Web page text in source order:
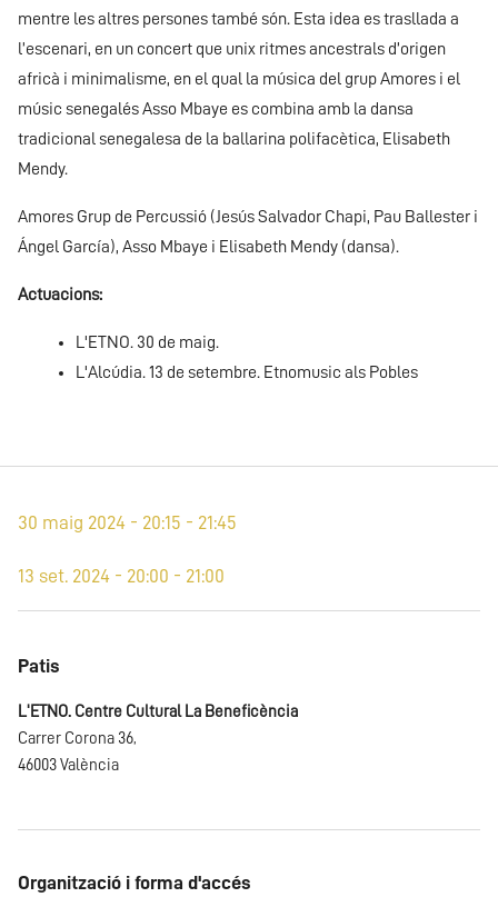
mentre les altres persones també són. Esta idea es trasllada a
l’escenari, en un concert que unix ritmes ancestrals d’origen
africà i minimalisme, en el qual la música del grup Amores i el
músic senegalés Asso Mbaye es combina amb la dansa
tradicional senegalesa de la ballarina polifacètica, Elisabeth
Mendy.
Amores Grup de Percussió (Jesús Salvador Chapi, Pau Ballester i
Ángel García), Asso Mbaye i Elisabeth Mendy (dansa).
Actuacions:
L'ETNO. 30 de maig.
L'Alcúdia. 13 de setembre. Etnomusic als Pobles
30 maig 2024 - 20:15 - 21:45
13 set. 2024 - 20:00 - 21:00
Patis
L'ETNO. Centre Cultural La Beneficència
Carrer Corona 36,
46003 València
Organització i forma d'accés